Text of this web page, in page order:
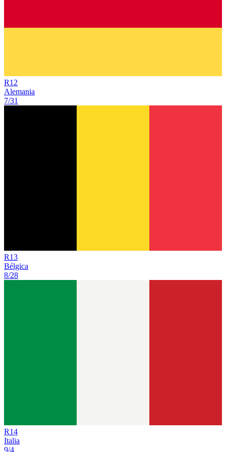
R12
Alemania
7/31
R13
Bélgica
8/28
R14
Italia
9/4